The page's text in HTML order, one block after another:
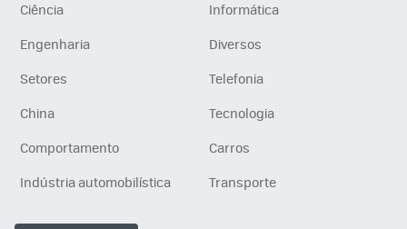
Ciência
Informática
Engenharia
Diversos
Setores
Telefonia
China
Tecnologia
Comportamento
Carros
Indústria automobilística
Transporte